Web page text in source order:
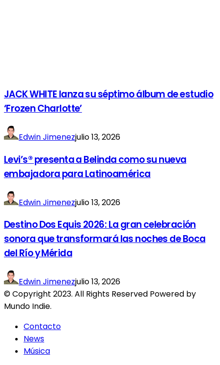
JACK WHITE lanza su séptimo álbum de estudio
‘Frozen Charlotte’
Edwin Jimenezjulio 13, 2026
Levi’s® presenta a Belinda como su nueva
embajadora para Latinoamérica
Edwin Jimenezjulio 13, 2026
Destino Dos Equis 2026: La gran celebración
sonora que transformará las noches de Boca
del Río y Mérida
Edwin Jimenezjulio 13, 2026
© Copyright 2023. All Rights Reserved Powered by
Mundo Indie.
Contacto
News
Música